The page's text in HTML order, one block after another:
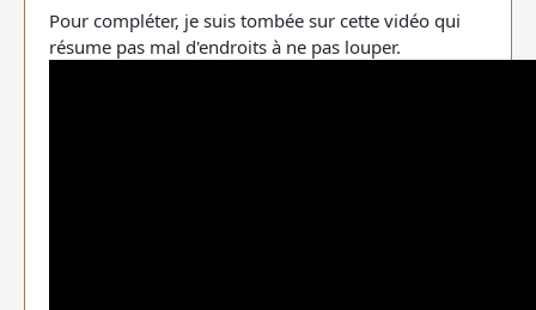
Pour compléter, je suis tombée sur cette vidéo qui
résume pas mal d'endroits à ne pas louper.